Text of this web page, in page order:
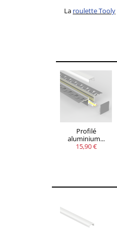
La roulette Tooly
QUANTITÉ
5
Profilé
aluminium...
15,90 €